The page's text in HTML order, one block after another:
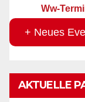
Ww-
+ Neues
AKTUELLE